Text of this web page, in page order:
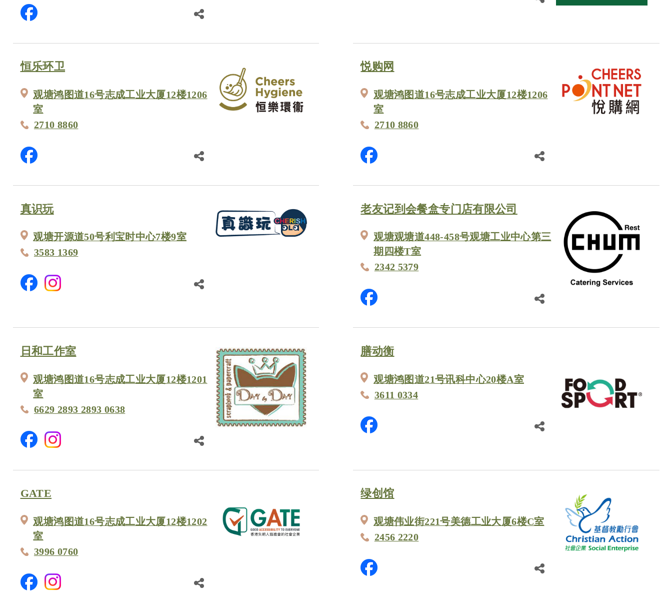
恒乐环卫
观塘鸿图道16号志成工业大厦12楼1206
室
2710 8860
悦购网
观塘鸿图道16号志成工业大厦12楼1206
室
2710 8860
真识玩
观塘开源道50号利宝时中心7楼9室
3583 1369
老友记到会餐盒专门店有限公司
观塘观塘道448-458号观塘工业中心第三
期四楼T室
2342 5379
日和工作室
观塘鸿图道16号志成工业大厦12楼1201
室
6629 2893 2893 0638
膳动衡
观塘鸿图道21号讯科中心20楼A室
3611 0334
GATE
观塘鸿图道16号志成工业大厦12楼1202
室
3996 0760
绿创馆
观塘伟业街221号美德工业大厦6楼C室
2456 2220